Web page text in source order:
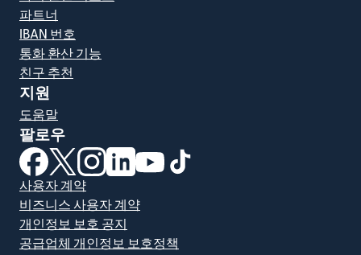
파트너
IBAN 번호
통화 환산 기능
친구 추천
지원
도움말
팔로우
(새 창에서 열림)
(새 창에서 열림)
(새 창에서 열림)
(새 창에서 열림)
(새 창에서 열림)
사용자 계약
비즈니스 사용자 계약
개인정보 보호 공지
공급업체 개인정보 보호정책